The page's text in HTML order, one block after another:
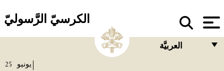
الكرسيّ الرَّسوليّ
العربيَّة
يونيو 25